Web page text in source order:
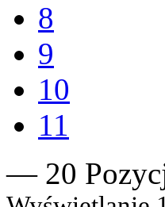
8
9
10
11
— 20